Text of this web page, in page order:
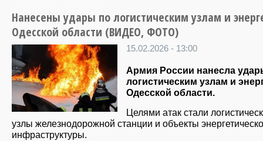
Нанесены удары по логистическим узлам и
Одесской области (ВИДЕО, ФОТО)
15.02.2026 - 13:00
Армия России нанесла
логистическим узлам и
Одесской области.
Целями атак стали
узлы железнодорожной станции и объекты
инфраструктуры.